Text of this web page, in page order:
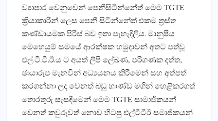
ව්‍යාපාර වෙනුවෙන් පෙනීසිටින්නේත් මෙම TGTE
ක්‍රියාකාරින් ලෙස පෙනී සිටින්නේත් එකම ත්‍රස්ත
කණ්ඩායමක පිරිස් බව ඉතා පැහැදිලිය. මානුෂීය
මෙහෙයුම් සමයේ ආරක්ෂක හමුදාවන් අතට පත්වූ
එල්.ටී.ටී.ඊ.ය ට අයත් ලිපි ලේඛණ, පරිගණක දත්ත,
ඡායාරූප මැනවින් අධ්‍යයනය කිරීමෙන් සහ අත්පත්
කරගන්නා ලද වෙනත් බඩු භාණ්ඩ මගින් හෙළිකරගත්
තොරතුරු සැසඳීමෙන් මෙම TGTE සාමාජිකයන්
වෙනත් කවුරුවත් නොව හිටපු එල්ටීටීඊ සමාජිකයන්